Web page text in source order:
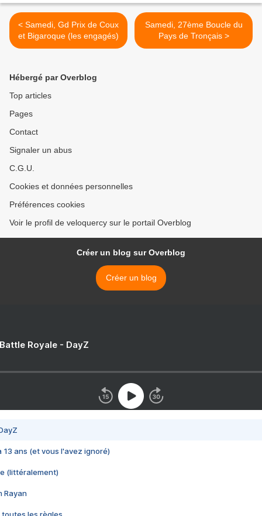
< Samedi, Gd Prix de Coux
et Bigaroque (les engagés)
Samedi, 27ème Boucle du
Pays de Tronçais >
Hébergé par Overblog
Top articles
Pages
Contact
Signaler un abus
C.G.U.
Cookies et données personnelles
Préférences cookies
Voir le profil de veloquercy sur le portail Overblog
Créer un blog sur Overblog
Créer un blog
Royale - DayZ
13 ans (et vous l'avez ignoré)
(littéralement)
Rayan